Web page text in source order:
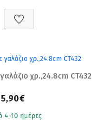
χρ.,24.8cm CT432
4-10 ημέρες